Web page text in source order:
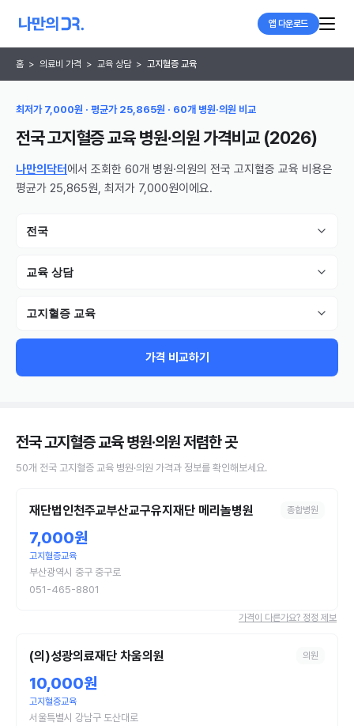
앱 다운로드
홈 > 의료비 가격 > 교육 상담 > 고지혈증 교육
최저가 7,000원 · 평균가 25,865원 · 60개 병원·의원 비교
전국 고지혈증 교육 병원·의원가격비교 (2026)
나만의닥터 에서 조회한 60개 병원·의원의 전국 고지혈증 교육 비용은
평균가 25,865원, 최저가 7,000원이에요.
전국
교육 상담
고지혈증 교육
가격 비교하기
전국 고지혈증 교육 병원·의원저렴한 곳
50개 전국 고지혈증 교육 병원·의원 가격과 정보를 확인해보세요.
재단법인천주교부산교구유지재단 메리놀병원 종합병원
7,000원
고지혈증교육
부산광역시 중구 중구로
051-465-8801
가격이 다른가요? 정정 제보
(의)성광의료재단 차움의원 의원
10,000원
고지혈증교육
서울특별시 강남구 도산대로